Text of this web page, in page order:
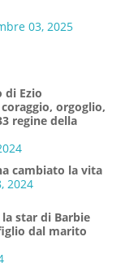
03, 2025
di Ezio
orgoglio,
regine della
cambiato la vita
2024
star di Barbie
dal marito